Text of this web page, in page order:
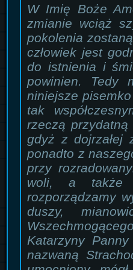
W Imię Boże
zmianie wciąż
pokolenia
człowiek jest
do istnienia i
powinien. Tedy
niniejsze
tak
rzeczą
gdyż z dojrzałej
ponadto z
przy
woli, a także
rozporządzamy
duszy,
Katarzyny
nazwaną